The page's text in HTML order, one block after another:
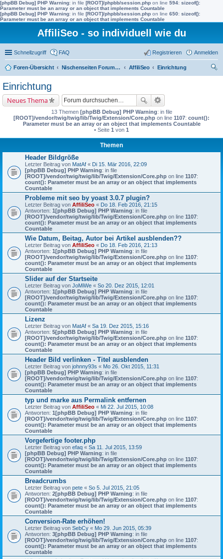
[phpBB Debug] PHP Warning: in file [ROOT]/phpbb/session.php on line 594: sizeof():
Parameter must be an array or an object that implements Countable
[phpBB Debug] PHP Warning: in file [ROOT]/phpbb/session.php on line 650: sizeof():
Parameter must be an array or an object that implements Countable
AffiliSeo - so individuell wie du
Schnellzugriff FAQ Anmelden
Registrieren
Foren-Übersicht Nischenseiten Forum von AffiliSeo AffiliSeo
Einrichtung
Einrichtung
Neues Thema
13 Themen [phpBB Debug] PHP Warning: in file
[ROOT]/vendor/twig/twig/lib/Twig/Extension/Core.php on line 1107: count():
Parameter must be an array or an object that implements Countable
• Seite 1 von 1
Themen
Header Bildgröße
Letzter Beitrag von MatAf « Di 15. Mär 2016, 22:09
[phpBB Debug] PHP Warning: in file
[ROOT]/vendor/twig/twig/lib/Twig/Extension/Core.php on line 1107:
count(): Parameter must be an array or an object that implements
Countable
Probleme mit seo by yoast 3.0.7 plugin?
Letzter Beitrag von AffiliSeo « Do 18. Feb 2016, 21:15
Antworten: 1[phpBB Debug] PHP Warning: in file
[ROOT]/vendor/twig/twig/lib/Twig/Extension/Core.php on line 1107:
count(): Parameter must be an array or an object that implements
Countable
Wie Datum, Beitag, Autor bei Artikel ausblenden??
Letzter Beitrag von AffiliSeo « Do 18. Feb 2016, 21:13
Antworten: 1[phpBB Debug] PHP Warning: in file
[ROOT]/vendor/twig/twig/lib/Twig/Extension/Core.php on line 1107:
count(): Parameter must be an array or an object that implements
Countable
Slider auf der Startseite
Letzter Beitrag von JoMiWe « So 20. Dez 2015, 12:01
Antworten: 1[phpBB Debug] PHP Warning: in file
[ROOT]/vendor/twig/twig/lib/Twig/Extension/Core.php on line 1107:
count(): Parameter must be an array or an object that implements
Countable
Lizenz
Letzter Beitrag von MatAf « Sa 19. Dez 2015, 15:16
Antworten: 5[phpBB Debug] PHP Warning: in file
[ROOT]/vendor/twig/twig/lib/Twig/Extension/Core.php on line 1107:
count(): Parameter must be an array or an object that implements
Countable
Header Bild verlinken - Titel ausblenden
Letzter Beitrag von johnny93s « Mo 26. Okt 2015, 11:31
[phpBB Debug] PHP Warning: in file
[ROOT]/vendor/twig/twig/lib/Twig/Extension/Core.php on line 1107:
count(): Parameter must be an array or an object that implements
Countable
typ und marke aus Permalink entfernen
Letzter Beitrag von AffiliSeo « Mi 22. Jul 2015, 10:08
Antworten: 1[phpBB Debug] PHP Warning: in file
[ROOT]/vendor/twig/twig/lib/Twig/Extension/Core.php on line 1107:
count(): Parameter must be an array or an object that implements
Countable
Vorgefertige footer.php
Letzter Beitrag von efaq « Sa 11. Jul 2015, 13:59
[phpBB Debug] PHP Warning: in file
[ROOT]/vendor/twig/twig/lib/Twig/Extension/Core.php on line 1107:
count(): Parameter must be an array or an object that implements
Countable
Breadcrumbs
Letzter Beitrag von pete « So 5. Jul 2015, 21:05
Antworten: 2[phpBB Debug] PHP Warning: in file
[ROOT]/vendor/twig/twig/lib/Twig/Extension/Core.php on line 1107:
count(): Parameter must be an array or an object that implements
Countable
Conversion-Rate erhöhen!
Letzter Beitrag von SebCy « Mo 29. Jun 2015, 05:39
Antworten: 3[phpBB Debug] PHP Warning: in file
[ROOT]/vendor/twig/twig/lib/Twig/Extension/Core.php on line 1107:
count(): Parameter must be an array or an object that implements
Countable